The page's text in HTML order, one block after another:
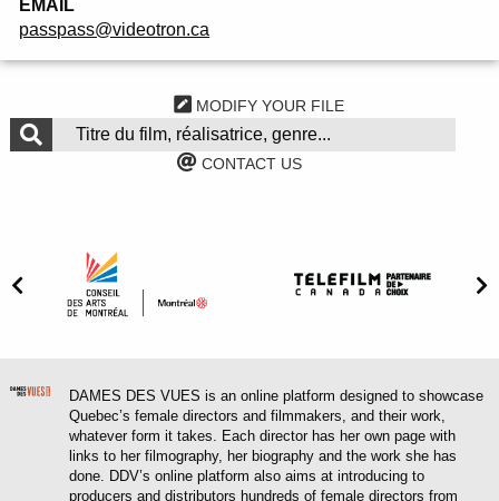
EMAIL
passpass@videotron.ca
MODIFY YOUR FILE
CONTACT US
DAMES DES VUES is an online platform designed to showcase
Quebec’s female directors and filmmakers, and their work,
whatever form it takes. Each director has her own page with
links to her filmography, her biography and the work she has
done. DDV’s online platform also aims at introducing to
producers and distributors hundreds of female directors from